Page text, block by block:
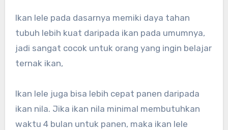
Ikan lele pada dasarnya memiki daya tahan
tubuh lebih kuat daripada ikan pada umumnya,
jadi sangat cocok untuk orang yang ingin belajar
ternak ikan,
Ikan lele juga bisa lebih cepat panen daripada
ikan nila. Jika ikan nila minimal membutuhkan
waktu 4 bulan untuk panen, maka ikan lele